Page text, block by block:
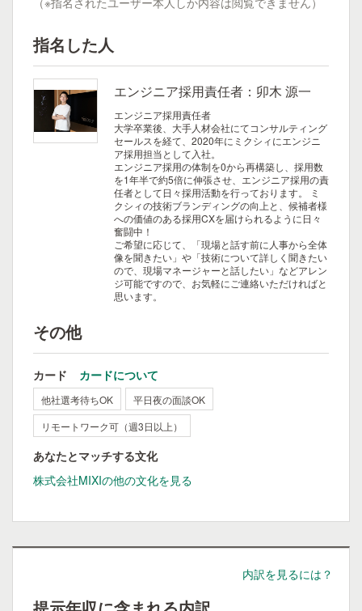
指名した人
エンジニア採用責任者：卯木 源一
エンジニア採用責任者
大学卒業後、大手人材会社にてコンサルティング
セールスを経て、2020年にミクシィにエンジニ
ア採用担当として入社。
エンジニア採用の体制を0から再構築し、採用数
を1年半で約5倍に伸張させ、エンジニア採用の責
任者として日々採用活動を行っております。
ミ
クシィの技術ブランディングの向上と、候補者様
への価値のある採用CXを届けられるように日々
奮闘中！
ご希望に応じて、「現場と話す前に人事から全体
像を聞きたい」や「技術について詳しく聞きたい
ので、現場マネージャーと話したい」などアレン
ジ可能ですので、お気軽にご連絡いただければと
思います。
その他
カード カードについて
他社選考待ちOK
平日夜の面談OK
リモートワーク可（週3日以上）
あなたとマッチする文化
株式会社MIXIの他の文化を見る
内訳を見るには？